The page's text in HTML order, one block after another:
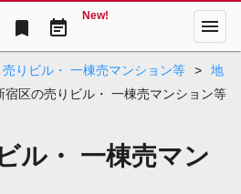
bookmark event_note
New! menu
売りビル・ 一棟売マンション等 >
地
宿区の売りビル・ 一棟売マンション等
ル・ 一棟売マン